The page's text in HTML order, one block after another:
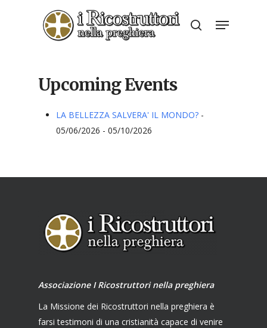
search
Menu
Upcoming Events
LA BELLEZZA SALVERA' IL MONDO? -
05/06/2026 - 05/10/2026
Associazione I Ricostruttori nella preghiera
La Missione dei Ricostruttori nella preghiera è
farsi testimoni di una cristianità capace di venire